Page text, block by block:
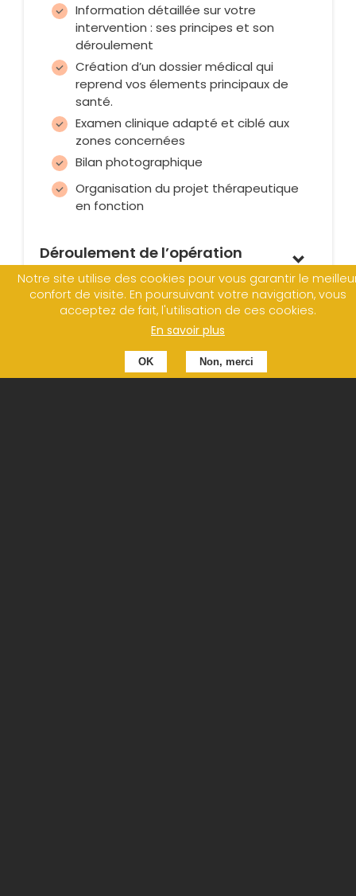
Information détaillée sur votre
intervention : ses principes et son
déroulement
Création d’un dossier médical qui
reprend vos élements principaux de
santé.
Examen clinique adapté et ciblé aux
zones concernées
Bilan photographique
Organisation du projet thérapeutique
en fonction
Déroulement de l’opération
Suites opératoires et cicatrisation
Notre site utilise des cookies pour vous garantir le
confort de visite. En poursuivant votre navigation, vous
acceptez de fait, l'utilisation de ces cookies.
En savoir plus
OK Non, merci